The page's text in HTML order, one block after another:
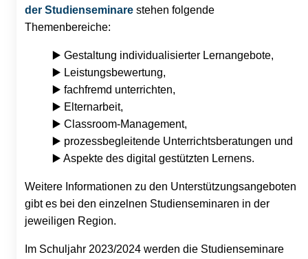
der Studienseminare stehen folgende
Themenbereiche:
▶️ Gestaltung individualisierter Lernangebote,
▶️ Leistungsbewertung,
▶️ fachfremd unterrichten,
▶️ Elternarbeit,
▶️ Classroom-Management,
▶️ prozessbegleitende Unterrichtsberatungen und
▶️ Aspekte des digital gestützten Lernens.
Weitere Informationen zu den Unterstützungsangeboten
gibt es bei den einzelnen Studienseminaren in der
jeweiligen Region.
Im Schuljahr 2023/2024 werden die Studienseminare